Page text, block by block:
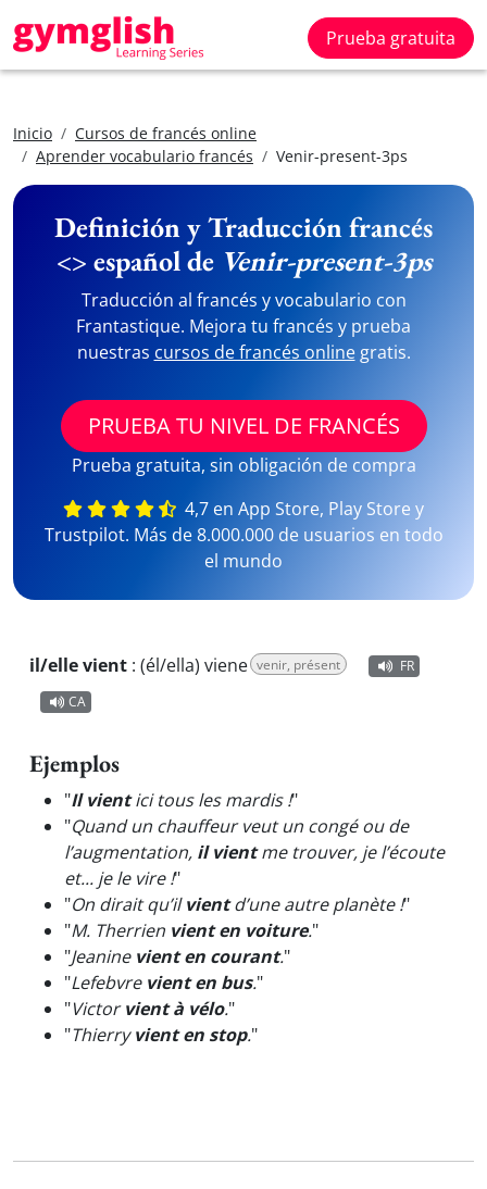
Prueba gratuita
Inicio
Cursos de francés online
Aprender vocabulario francés
Venir-present-3ps
Definición y Traducción francés
<> español de Venir-present-3ps
Traducción al francés y vocabulario con
Frantastique. Mejora tu francés y prueba
nuestras cursos de francés onlinegratis.
PRUEBA TU NIVEL DE FRANCÉS
Prueba gratuita, sin obligación de compra
4,7 en App Store, Play Store y
Trustpilot. Más de 8.000.000 de usuarios en todo
el mundo
il/elle vient : (él/ella) viene venir, présent
FR
CA
Ejemplos
"Il vientici tous les mardis !"
"Quand un chauffeur veut un congé ou de
l’augmentation, il vientme trouver, je l’écoute
et... je le vire !"
"On dirait qu’ilvientd’une autre planète !"
"M. Therrien vient en voiture."
"Jeanine vient en courant."
"Lefebvre vient en bus."
"Victorvient à vélo."
"Thierryvient en stop."